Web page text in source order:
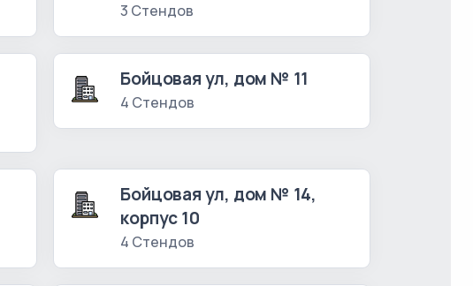
3 Стендов
Бойцовая ул, дом № 11
4 Стендов
Бойцовая ул, дом № 14,
корпус 10
4 Стендов